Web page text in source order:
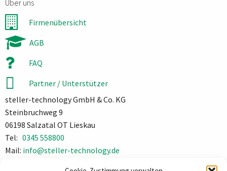
Über uns
Firmenübersicht
AGB
FAQ
Partner / Unterstützer
steller-technology GmbH & Co. KG
Steinbruchweg 9
06198 Salzatal OT Lieskau
Tel: 0345 558800
Mail: info@steller-technology.de